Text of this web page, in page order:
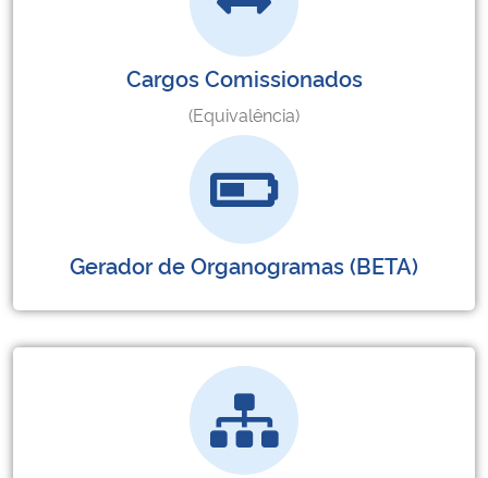
Cargos Comissionados
(Equivalência)
Gerador de Organogramas (BETA)